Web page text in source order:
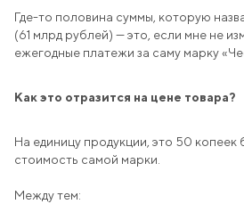
Где-то половина суммы, которую
(61 млрд рублей) — это, если мне не
ежегодные платежи за саму марку
Как это отразится на цене товара?
На единицу продукции, это 50
стоимость самой марки.
Между тем: